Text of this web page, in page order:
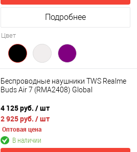
Подробнее
Цвет
Беспроводные наушники TWS Realme
Buds Air 7 (RMA2408) Global
4 125 руб. / шт
2 925 руб. / шт
Оптовая цена
В наличии